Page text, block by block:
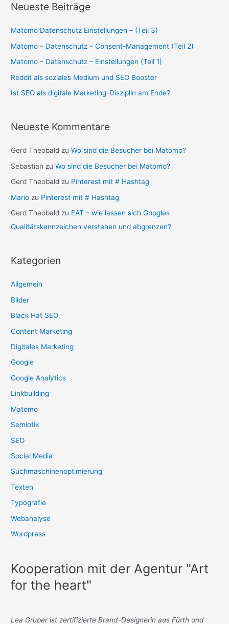
Neueste Beiträge
Matomo Datenschutz Einstellungen – (Teil 3)
Matomo – Datenschutz – Consent-Management (Teil 2)
Matomo – Datenschutz – Einstellungen (Teil 1)
Reddit als soziales Medium und SEO Booster
Ist SEO als digitale Marketing-Disziplin am Ende?
Neueste Kommentare
Gerd Theobald zuWo sind die Besucher bei Matomo?
Sebastian zuWo sind die Besucher bei Matomo?
Gerd Theobald zu Pinterest mit # Hashtag
Mario zu Pinterest mit # Hashtag
Gerd Theobald zu EAT – wie lassen sich Googles
Qualitätskennzeichen verstehen und abgrenzen?
Kategorien
Allgemein
Bilder
Black Hat SEO
Content Marketing
Digitales Marketing
Google
Google Analytics
Linkbuilding
Matomo
Semiotik
SEO
Social Media
Suchmaschinenoptimierung
Texten
Typografie
Webanalyse
Wordpress
Kooperation mit der Agentur "Art
for the heart"
Lea Gruber ist zertifizierte Brand-Designerin aus Fürth und